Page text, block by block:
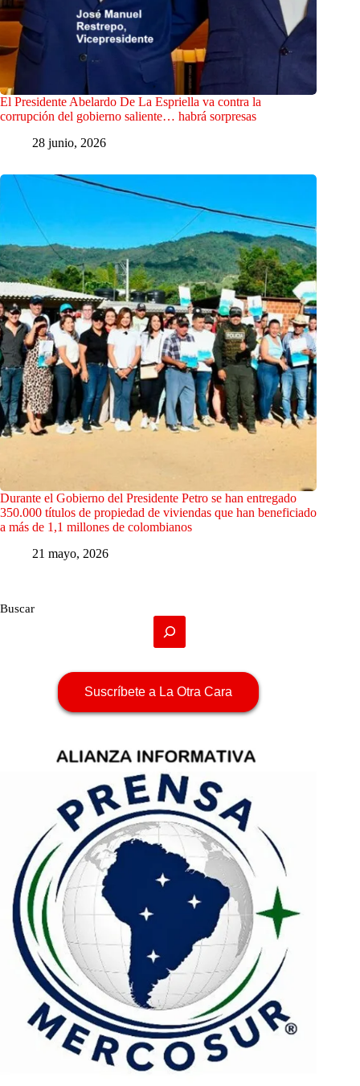
El Presidente Abelardo De La Espriella va contra la
corrupción del gobierno saliente… habrá sorpresas
28 junio, 2026
Durante el Gobierno del Presidente Petro se han entregado
350.000 títulos de propiedad de viviendas que han beneficiado
a más de 1,1 millones de colombianos
21 mayo, 2026
Buscar
Suscríbete a La Otra Cara